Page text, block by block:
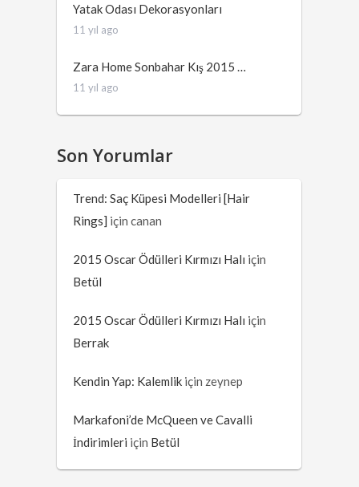
Yatak Odası Dekorasyonları
11 yıl ago
Zara Home Sonbahar Kış 2015 …
11 yıl ago
Son Yorumlar
Trend: Saç Küpesi Modelleri [Hair
Rings] içincanan
2015 Oscar Ödülleri Kırmızı Halı için
Betül
2015 Oscar Ödülleri Kırmızı Halı için
Berrak
Kendin Yap: Kalemlik için zeynep
Markafoni’de McQueen ve Cavalli
İndirimleri için Betül